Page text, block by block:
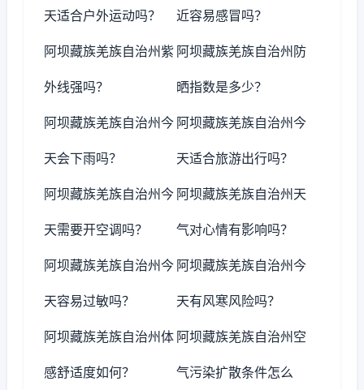
天适合户外运动吗？ 近容易感冒吗？
阿坝藏族羌族自治州紫
外线强吗？
阿坝藏族羌族自治州防
晒指数是多少？
阿坝藏族羌族自治州今
天会下雨吗？
阿坝藏族羌族自治州今
天适合旅游出行吗？
阿坝藏族羌族自治州今
天需要开空调吗？
阿坝藏族羌族自治州天
气对心情有影响吗？
阿坝藏族羌族自治州今
天容易过敏吗？
阿坝藏族羌族自治州今
天有风寒风险吗？
阿坝藏族羌族自治州体
感舒适度如何？
阿坝藏族羌族自治州空
气污染扩散条件怎么